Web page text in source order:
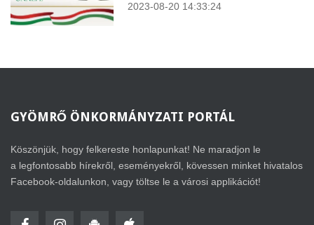
2023-08-20 14:33:24
GYÖMRŐ ÖNKORMÁNYZATI PORTÁL
Köszönjük, hogy felkereste honlapunkat! Ne maradjon le
a legfontosabb hírekről, eseményekről, kövessen minket hivatalos
Facebook-oldalunkon, vagy töltse le a városi applikációt!